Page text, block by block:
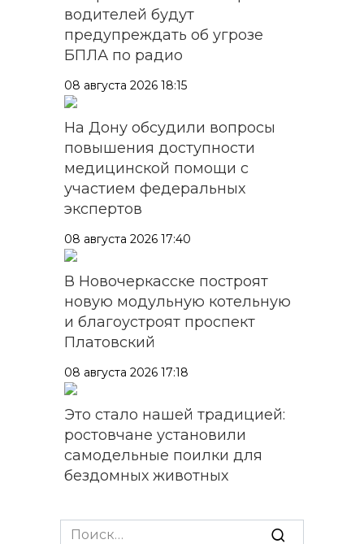
водителей будут
предупреждать об угрозе
БПЛА по радио
08 августа 2026 18:15
На Дону обсудили вопросы
повышения доступности
медицинской помощи с
участием федеральных
экспертов
08 августа 2026 17:40
В Новочеркасске построят
новую модульную котельную
и благоустроят проспект
Платовский
08 августа 2026 17:18
Это стало нашей традицией:
ростовчане установили
самодельные поилки для
бездомных животных
Search